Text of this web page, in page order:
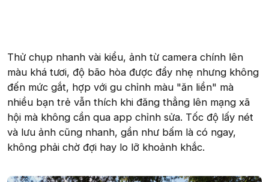
Thử chụp nhanh vài kiểu, ảnh từ camera chính lên
màu khá tươi, độ bão hòa được đẩy nhẹ nhưng không
đến mức gắt, hợp với gu chỉnh màu "ăn liền" mà
nhiều bạn trẻ vẫn thích khi đăng thẳng lên mạng xã
hội mà không cần qua app chỉnh sửa. Tốc độ lấy nét
và lưu ảnh cũng nhanh, gần như bấm là có ngay,
không phải chờ đợi hay lo lỡ khoảnh khắc.